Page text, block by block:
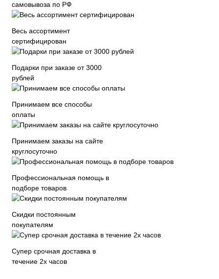
самовывоза по РФ
Весь ассортимент
сертифицирован
Подарки при заказе от 3000
рублей
Принимаем все способы
оплаты
Принимаем заказы на сайте
круглосуточно
Профессиональная помощь в
подборе товаров
Скидки постоянным
покупателям
Супер срочная доставка в
течение 2х часов